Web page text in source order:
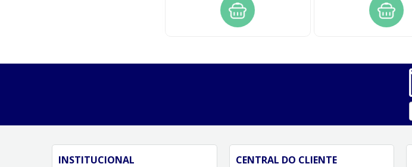
INSTITUCIONAL CENTRAL DO CLIENTE